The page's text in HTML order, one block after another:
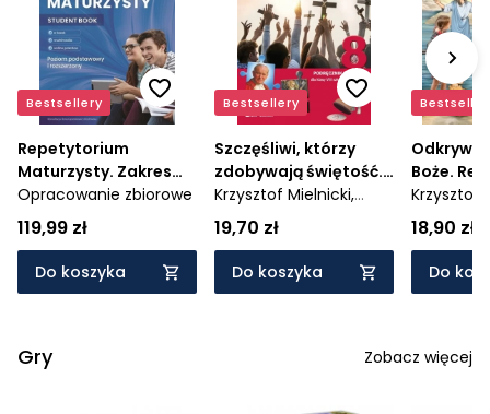
Bestsellery
Repetytorium
Maturzysty. Zakres
podstawowy i
rozszerzony + Online
Practice
Opracowanie zbiorowe
119,99 zł
Do koszyka
Bestsellery
Szczęśliwi, którzy
zdobywają świętość.
Religia - podręcznik
dla 8. klasy szkoły
podstawowej - AZ-
24-01/20-KI-14/23
Krzysztof Mielnicki,
Elżbieta Kondrak
19,70 zł
Do koszyka
Boże.
szkoły
wersją
- AZ-12-
Krzysztof
Elżbieta
18,90 zł
Do
Gry Zobacz więcej